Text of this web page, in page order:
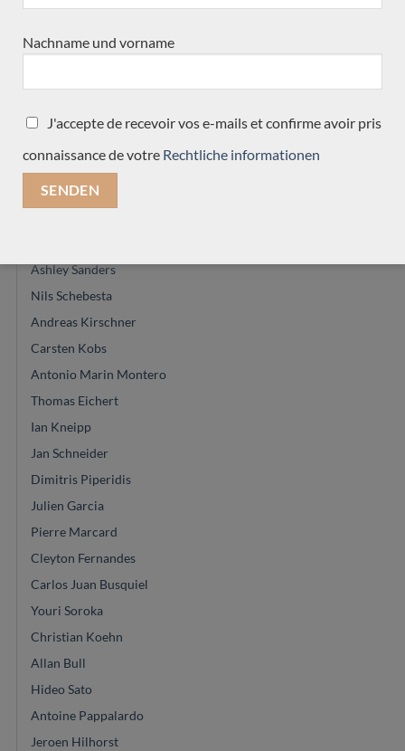
Keijo Korelin
Jose Romanillos & son
Achim-Peter Gropius
Michael Cadiz
Ryosuke Kobayashi
Ashley Sanders
Nils Schebesta
Andreas Kirschner
Carsten Kobs
Antonio Marin Montero
Thomas Eichert
Ian Kneipp
Jan Schneider
Dimitris Piperidis
Julien Garcia
Pierre Marcard
Cleyton Fernandes
Carlos Juan Busquiel
Youri Soroka
Christian Koehn
Allan Bull
Hideo Sato
Antoine Pappalardo
Jeroen Hilhorst
Nachname und vorname
J'accepte de recevoir vos e-mails et confirme avoir pris
connaissance de votre Rechtliche informationen